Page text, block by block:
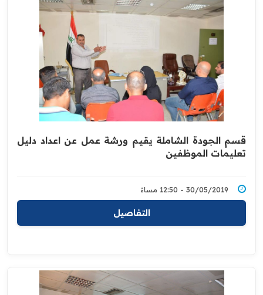
قسم الجودة الشاملة يقيم ورشة عمل عن اعداد دليل
تعليمات الموظفين
30/05/2019 - 12:50 مساءً
التفاصيل